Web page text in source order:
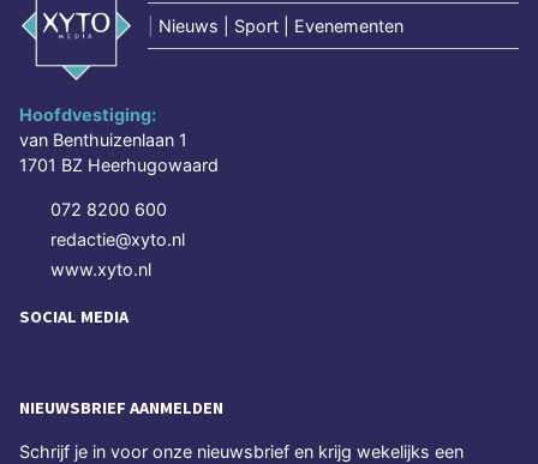
Nieuws | Sport | Evenementen
Hoofdvestiging:
van Benthuizenlaan 1
1701 BZ Heerhugowaard
072 8200 600
redactie@xyto.nl
www.xyto.nl
SOCIAL MEDIA
NIEUWSBRIEF AANMELDEN
Schrijf je in voor onze nieuwsbrief en krijg wekelijks een